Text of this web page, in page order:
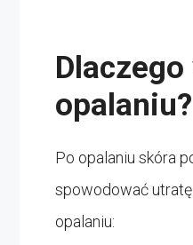
opalaniu?
Po opalaniu skóra
spowodować
opalaniu: